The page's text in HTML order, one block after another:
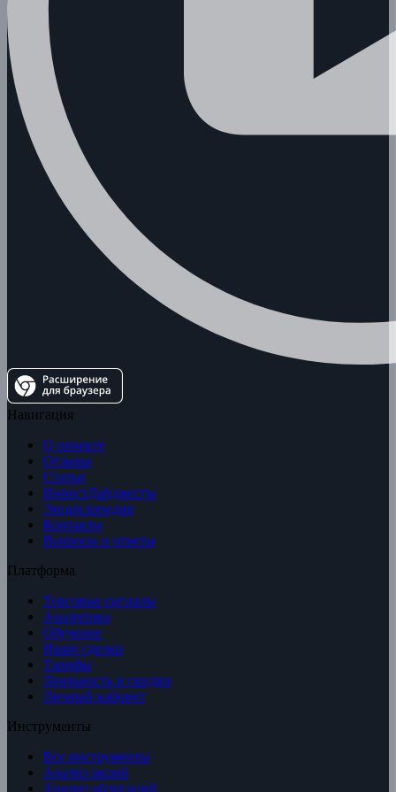
Навигация
О проекте
Отзывы
Статьи
ИнвестДайджесты
Энциклопедия
Контакты
Вопросы и ответы
Платформа
Торговые сигналы
Аналитика
Обучение
Наши сделки
Тарифы
Лояльность и скидки
Личный кабинет
Инструменты
Все инструменты
Анализ акций
Анализ облигаций